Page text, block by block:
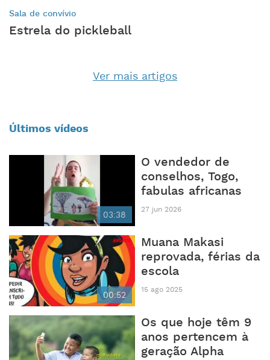
Sala de convívio
Estrela do pickleball
Ver mais artigos
Últimos vídeos
03:38
O vendedor de
conselhos, Togo,
fabulas africanas
27 jun 2026
00:52
Muana Makasi
reprovada, férias da
escola
15 ago 2025
Os que hoje têm 9
anos pertencem à
geração Alpha